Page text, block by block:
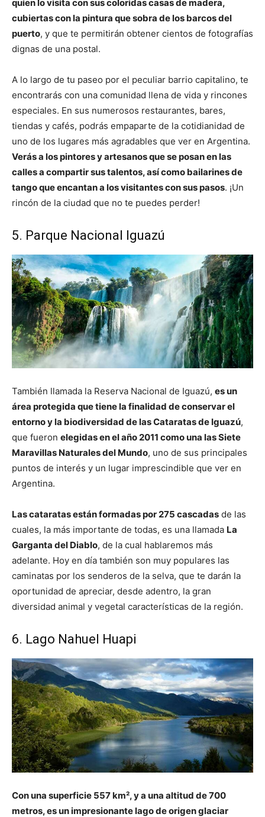
quien lo visita con sus coloridas casas de madera,
cubiertas con la pintura que sobra de los barcos del
puerto, y que te permitirán obtener cientos de fotografías
dignas de una postal.
A lo largo de tu paseo por el peculiar barrio capitalino, te
encontrarás con una comunidad llena de vida y rincones
especiales. En sus numerosos restaurantes, bares,
tiendas y cafés, podrás empaparte de la cotidianidad de
uno de los lugares más agradables que ver en Argentina.
Verás a los pintores y artesanos que se posan en las
calles a compartir sus talentos, así como bailarines de
tango que encantan a los visitantes con sus pasos. ¡Un
rincón de la ciudad que no te puedes perder!
5. Parque Nacional Iguazú
También llamada la Reserva Nacional de Iguazú, es un
área protegida que tiene la finalidad de conservar el
entorno y la biodiversidad de las Cataratas de Iguazú,
que fueron elegidas en el año 2011 como una las Siete
Maravillas Naturales del Mundo, uno de sus principales
puntos de interés y un lugar imprescindible que ver en
Argentina.
Las cataratas están formadas por 275 cascadas de las
cuales, la más importante de todas, es una llamada La
Garganta del Diablo, de la cual hablaremos más
adelante. Hoy en día también son muy populares las
caminatas por los senderos de la selva, que te darán la
oportunidad de apreciar, desde adentro, la gran
diversidad animal y vegetal características de la región.
6. Lago Nahuel Huapi
Con una superficie 557 km², y a una altitud de 700
metros, es un impresionante lago de origen glaciar